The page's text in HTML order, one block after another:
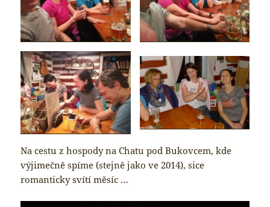
Na cestu z hospody na Chatu pod Bukovcem, kde
výjimečně spíme (stejně jako ve 2014), sice
romanticky svítí měsíc …